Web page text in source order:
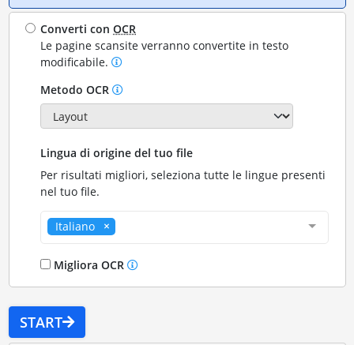
Converti conOCR
Le pagine scansite verranno convertite in testo
modificabile.
Metodo OCR
Lingua di origine del tuo file
Per risultati migliori, seleziona tutte le lingue presenti
nel tuo file.
Italiano
Migliora OCR
START